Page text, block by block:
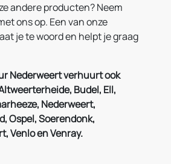
andere producten? Neem
ons op. Een van onze
je te woord en helpt je graag
Nederweert verhuurt ook
Budel, Ell,
Nederweert,
Ospel, Soerendonk,
Venlo en Venray.